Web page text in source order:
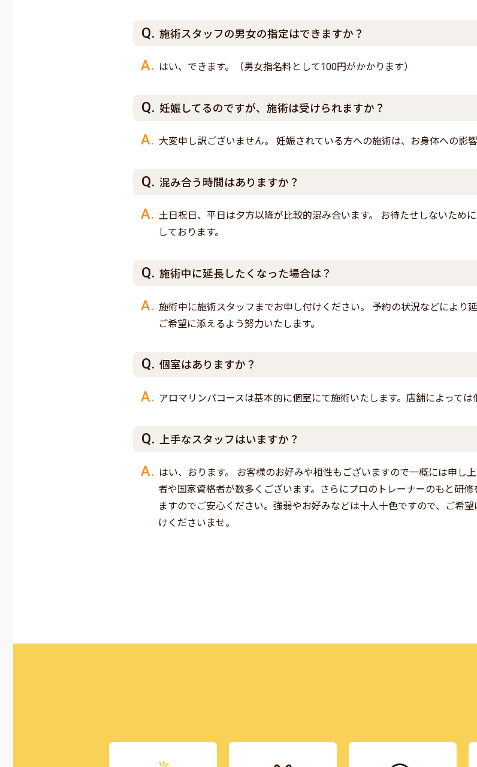
施術スタッフの男女の指定はできますか？
はい、できます。（男女指名料として100円がかかります）
妊娠してるのですが、施術は受けられますか？
大変申し訳ございません。 妊娠されている方への施術は、お身体への影
混み合う時間はありますか？
土日祝日、平日は夕方以降が比較的混み合います。 お待たせしないため
しております。
施術中に延長したくなった場合は？
施術中に施術スタッフまでお申し付けください。 予約の状況などにより
ご希望に添えるよう努力いたします。
個室はありますか？
アロマリンパコースは基本的に個室にて施術いたします。店舗によっては
上手なスタッフはいますか？
はい、おります。 お客様のお好みや相性もございますので一概には申し
者や国家資格者が数多くございます。さらにプロのトレーナーのもと研
ますのでご安心ください。強弱やお好みなどは十人十色ですので、ご希
けくださいませ。